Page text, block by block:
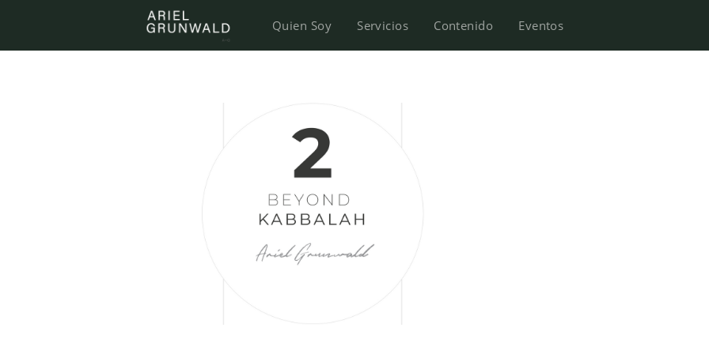
Quien Soy Servicios Contenido Eventos